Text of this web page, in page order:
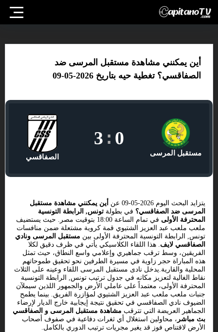
أين يمكنني مشاهدة مستقبل المرسى ضد
الصفاقسي؟ تغطية حيه بتاريخ 2026-05-09
مستقبل المرسى
0
:
3
الصفاقسي
يتزايد البحث اليوم 2026-05-09 عن
أين يمكنني مشاهدة مستقبل
المرسى ضد الصفاقسي؟ في بطولة تونس, الرابطة التونسية
المحترفة الأولى
في تمام الساعة 18:00 بتوقيت مصر. حيث يستضيف
ملعب ملعب عبد العزيز الشتيوي قمة كروية مشتعلة ضمن منافسات
تونس, الرابطة التونسية المحترفة الأولى بين مستقبل المرسى ونادي
الصفاقسي لايف. هذا اللقاء الكلاسيكي يأتي في ظرف دقيق لكلا
الفريقين، وسط ترقب جماهيري وإعلامي واسع النطاق، حيث تمثل
هذه المباراة حجر زاوية في مسيرة الطرفين نحو تحقيق طموحاتهم
المحلية والقارية.يدخل نادى مستقبل المرسى اللقاء وعينه على الثلاث
نقاط الغالية لتعزيز مكانه في جدول ترتيب تونس, الرابطة التونسية
المحترفة الأولى، معتمداً على عاملي الأرض والجمهور اللذين سيملآن
جنبات ملعب ملعب عبد العزيز الشتيوي لمؤازرة الفريق. بينما يطمح
الضيوف نادي الصفاقسي في تحقيق نتيجة إيجابية خارج الديار لإرضاء
الجماهير العريضة التي تترقب مشاهدة مستقبل المرسى و الصفاقسي
بث مباشر ، محاولين استغلال أي ثغرات دفاعية في صفوف أصحاب
الأرض لاقتناص فوز قد يغير مجريات ترتيب الدوري بالكامل.